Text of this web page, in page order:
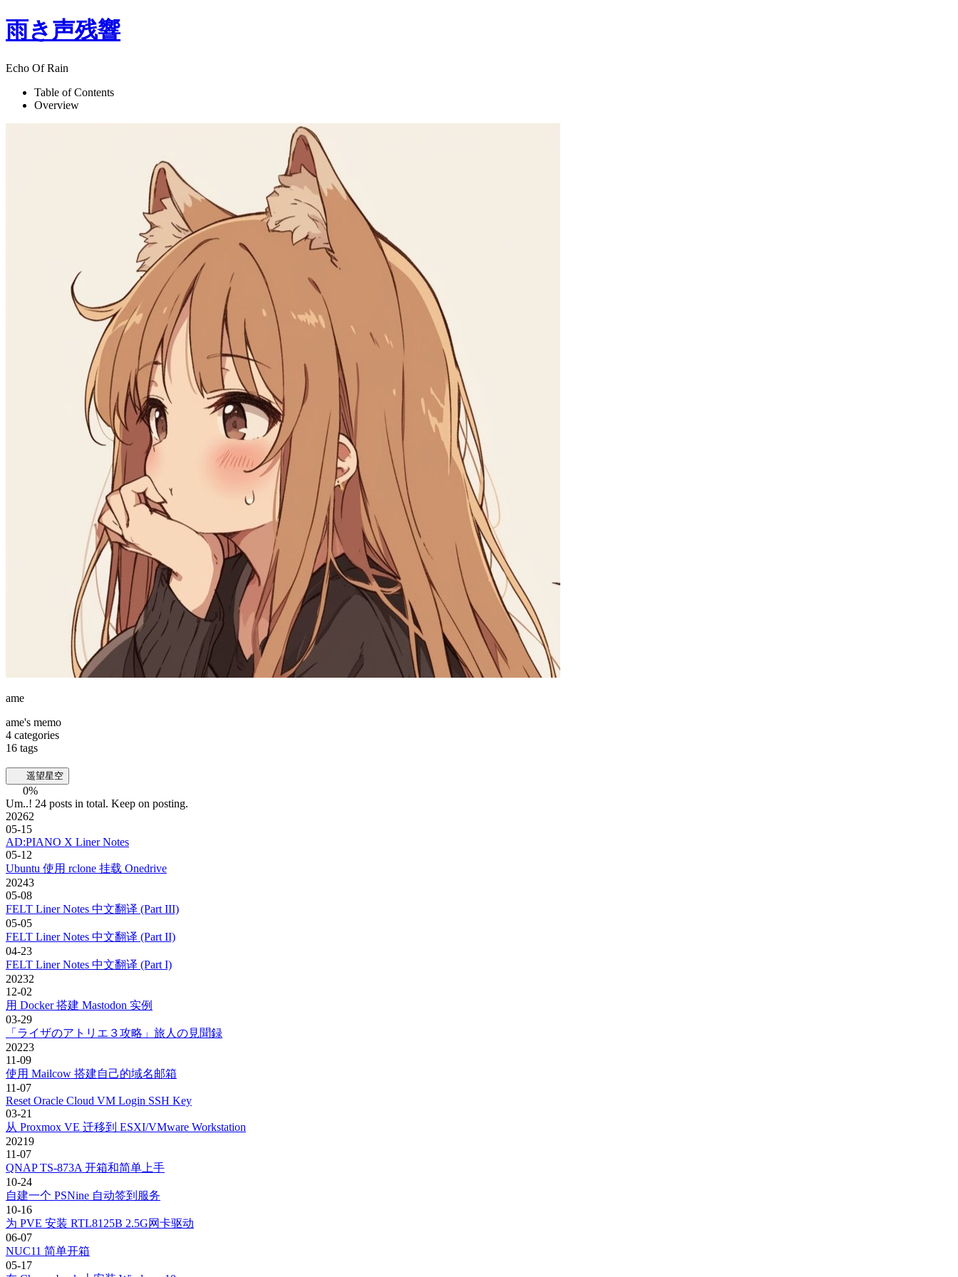
雨き声残響
Echo Of Rain
Table of Contents
Overview
ame
ame's memo
4 categories
16 tags
遥望星空
0%
Um..! 24 posts in total. Keep on posting.
20262
05-15
AD:PIANO X Liner Notes
05-12
Ubuntu 使用 rclone 挂载 Onedrive
20243
05-08
FELT Liner Notes 中文翻译 (Part III)
05-05
FELT Liner Notes 中文翻译 (Part II)
04-23
FELT Liner Notes 中文翻译 (Part I)
20232
12-02
用 Docker 搭建 Mastodon 实例
03-29
「ライザのアトリエ３攻略」旅人の見聞録
20223
11-09
使用 Mailcow 搭建自己的域名邮箱
11-07
Reset Oracle Cloud VM Login SSH Key
03-21
从 Proxmox VE 迁移到 ESXI/VMware Workstation
20219
11-07
QNAP TS-873A 开箱和简单上手
10-24
自建一个 PSNine 自动签到服务
10-16
为 PVE 安装 RTL8125B 2.5G网卡驱动
06-07
NUC11 简单开箱
05-17